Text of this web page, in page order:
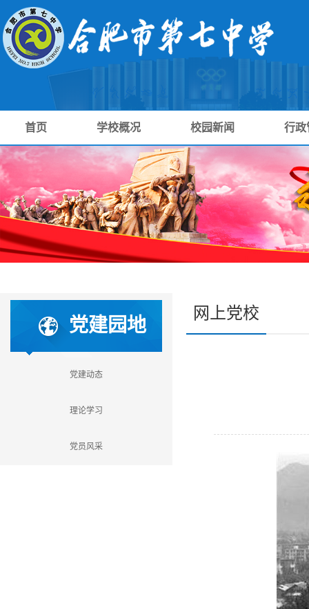
首页 学校概况 校园新闻 行政
党建园地
党建动态
理论学习
党员风采
网上党校